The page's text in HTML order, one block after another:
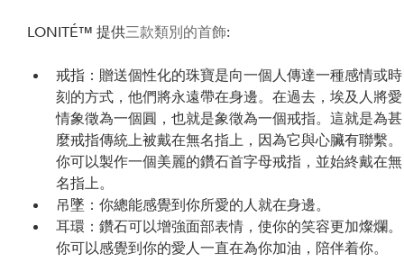
LONITÉ™ 提供三款類別的首飾:
戒指：贈送個性化的珠寶是向一個人傳達一種感情或時
刻的方式，他們將永遠帶在身邊。在過去，埃及人將愛
情象徵為一個圓，也就是象徵為一個戒指。這就是為甚
麼戒指傳統上被戴在無名指上，因為它與心臟有聯繫。
你可以製作一個美麗的鑽石首字母戒指，並始終戴在無
名指上。
吊墜：你總能感覺到你所愛的人就在身邊。
耳環：鑽石可以增強面部表情，使你的笑容更加燦爛。
你可以感覺到你的愛人一直在為你加油，陪伴着你。